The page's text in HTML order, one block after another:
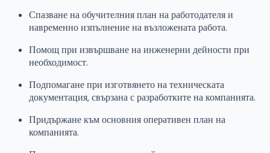
Спазване на обучителния план на работодателя и
навременно изпълнение на възложената работа.
Помощ при извършване на инженерни дейности при
необходимост.
Подпомагане при изготвянето на техническата
документация, свързана с разработките на компанията.
Придържане към основния оперативен план на
компанията.